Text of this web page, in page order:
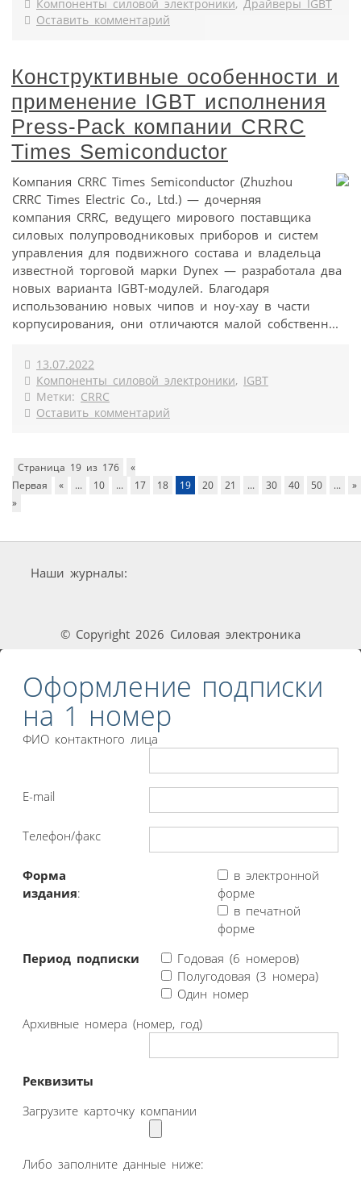
Компоненты силовой электроники, Драйверы IGBT
Оставить комментарий
Конструктивные особенности и
применение IGBT исполнения
Press-Pack компании CRRC
Times Semiconductor
Компания CRRC Times Semiconductor (Zhuzhou
CRRC Times Electric Co., Ltd.) — дочерняя
компания CRRC, ведущего мирового поставщика
силовых полупроводниковых приборов и систем
управления для подвижного состава и владельца
известной торговой марки Dynex — разработала два
новых варианта IGBT-модулей. Благодаря
использованию новых чипов и ноу-хау в части
корпусирования, они отличаются малой собственн...
13.07.2022
Компоненты силовой электроники, IGBT
Метки: CRRC
Оставить комментарий
Страница 19 из 176
«
Первая
« ... 10 ... 17 18 19 20 21 ... 30 40 50 ...
»
»
Наши журналы:
© Copyright 2026 Силовая электроника
Оформление подписки
на 1 номер
ФИО контактного лица
E-mail
Телефон/факс
Форма
издания:
в электронной
форме
в печатной
форме
Период подписки
Годовая (6 номеров)
Полугодовая (3 номера)
Один номер
Архивные номера (номер, год)
Реквизиты
Загрузите карточку компании
Либо заполните данные ниже: